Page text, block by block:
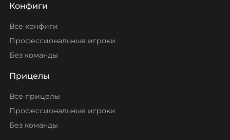
Конфиги
Все конфиги
Профессиональные игроки
Без команды
Прицелы
Все прицелы
Профессиональные игроки
Без команды